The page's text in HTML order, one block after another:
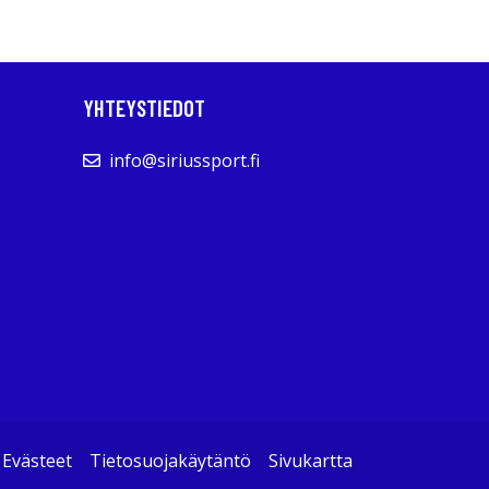
YHTEYSTIEDOT
info@siriussport.fi
Evästeet Tietosuojakäytäntö Sivukartta